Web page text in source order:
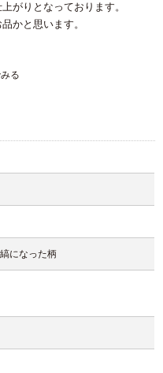
がりとなっております。
かと思います。
る
になった柄